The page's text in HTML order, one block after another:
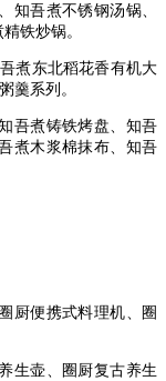
知吾煮不锈钢汤锅、
铁炒锅。
煮东北稻花香有机大
羹系列。
吾煮铸铁烤盘、知吾
煮木浆棉抹布、知吾
厨便携式料理机、圈
生壶、圈厨复古养生